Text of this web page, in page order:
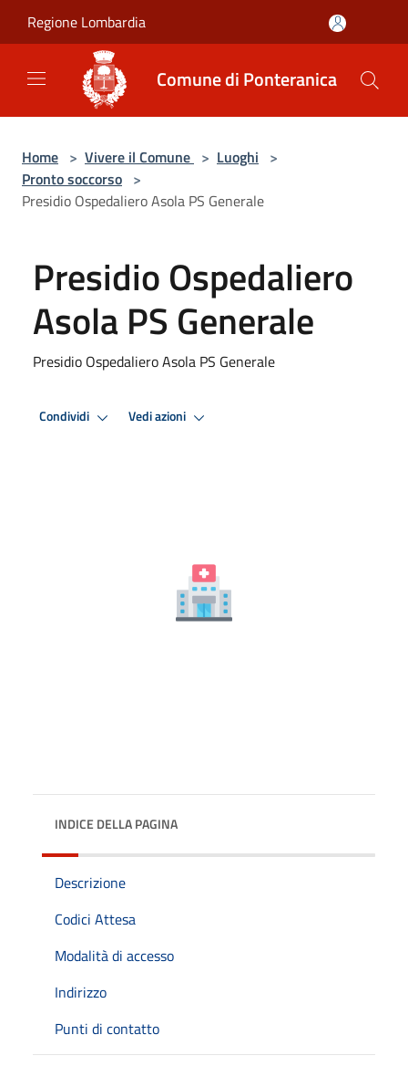
Regione Lombardia
Comune di Ponteranica
Home > Vivere il Comune > Luoghi >
Pronto soccorso >
Presidio Ospedaliero Asola PS Generale
Presidio Ospedaliero
Asola PS Generale
Presidio Ospedaliero Asola PS Generale
Condividi Vedi azioni
INDICE DELLA PAGINA
Descrizione
Codici Attesa
Modalità di accesso
Indirizzo
Punti di contatto